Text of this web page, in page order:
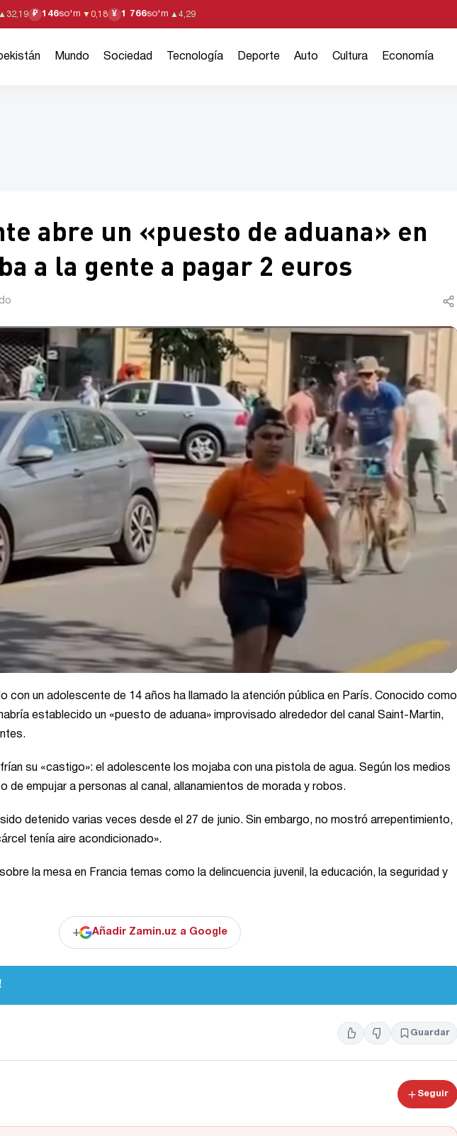
▲ 32,19 ₽ 146so'm ▼ 0,18 ¥ 1 766so'm ▲ 4,29
Mundo Sociedad Tecnología Deporte Auto Cultura Economía
abre un «puesto de aduana» en
a la gente a pagar 2 euros
con un adolescente de 14 años ha llamado la atención pública en París. Conocido como
establecido un «puesto de aduana» improvisado alrededor del canal Saint-Martin,
su «castigo»: el adolescente los mojaba con una pistola de agua. Según los medios
de empujar a personas al canal, allanamientos de morada y robos.
detenido varias veces desde el 27 de junio. Sin embargo, no mostró arrepentimiento,
tenía aire acondicionado».
la mesa en Francia temas como la delincuencia juvenil, la educación, la seguridad y
+ Añadir Zamin.uz a Google
Guardar
Seguir